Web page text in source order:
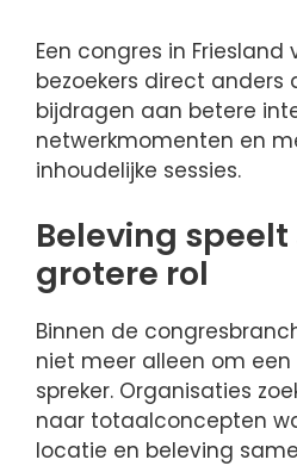
Een congres in Friesland
bezoekers direct anders
bijdragen aan betere
netwerkmomenten en
inhoudelijke sessies.
Beleving
grotere rol
Binnen de
niet meer alleen om een
spreker. Organisaties
naar totaalconcepten
locatie en beleving